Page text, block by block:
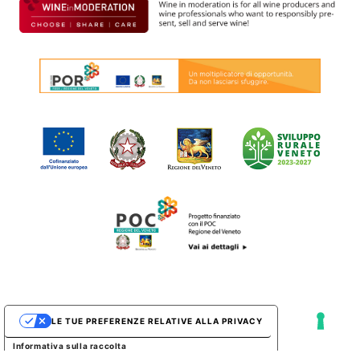
Informativa sulla raccolta
LE TUE PREFERENZE RELATIVE ALLA PRIVACY